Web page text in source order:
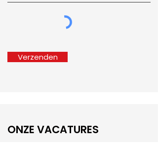
Verzenden
ONZE VACATURES